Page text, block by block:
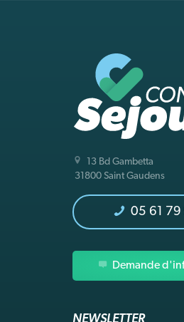
13 Bd Gambetta
31800 Saint Gaudens
05 61
Demande